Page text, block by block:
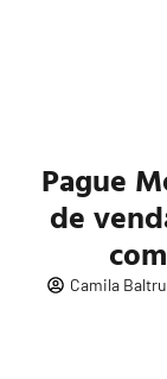
Pague
de
Camila